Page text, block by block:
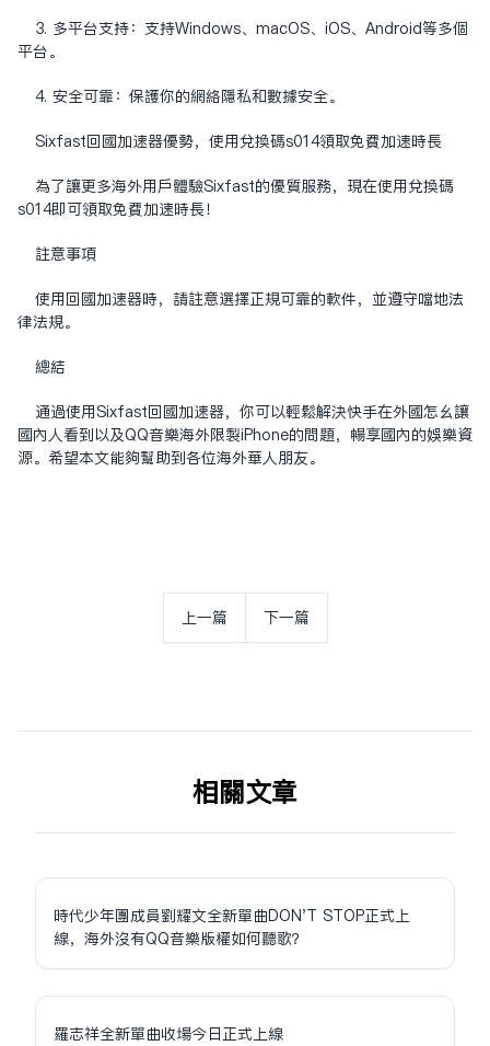
3. 多平台支持：支持Windows、macOS、iOS、Android等多个
平台。
4. 安全可靠：保护你的网络隐私和数据安全。
Sixfast回国加速器优势，使用兑换码s014领取免费加速时长
为了让更多海外用户体验Sixfast的优质服务，现在使用兑换码
s014即可领取免费加速时长！
注意事项
使用回国加速器时，请注意选择正规可靠的软件，并遵守当地法
律法规。
总结
通过使用Sixfast回国加速器，你可以轻松解决快手在外国怎么让
国内人看到以及QQ音乐海外限制iPhone的问题，畅享国内的娱乐资
源。希望本文能够帮助到各位海外华人朋友。
上一篇 下一篇
相关文章
時代少年團成員劉耀文全新單曲DON'T STOP正式上
線，海外沒有QQ音樂版權如何聽歌？
羅志祥全新單曲收場今日正式上線